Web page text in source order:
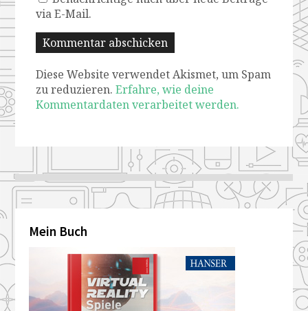
via E-Mail.
Diese Website verwendet Akismet, um Spam
zu reduzieren.Erfahre, wie deine
Kommentardaten verarbeitet werden.
Mein Buch